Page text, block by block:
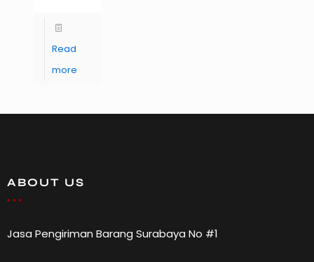
Read
more
ABOUT US
Jasa Pengiriman Barang Surabaya No #1